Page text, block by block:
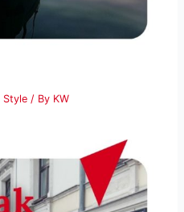
Style / By KW